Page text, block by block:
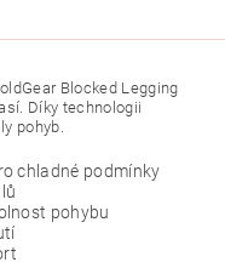
Blocked Legging
Díky technologii
pohyb.
chladné podmínky
pohybu